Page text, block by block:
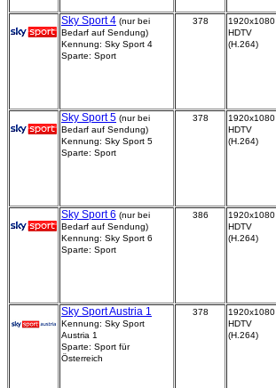
Sky Sport 4 (nur bei
Bedarf auf Sendung)
Kennung: Sky Sport 4
Sparte: Sport
378
1920x1080
HDTV
(H.264)
Sky Sport 5 (nur bei
Bedarf auf Sendung)
Kennung: Sky Sport 5
Sparte: Sport
378
1920x1080
HDTV
(H.264)
Sky Sport 6 (nur bei
Bedarf auf Sendung)
Kennung: Sky Sport 6
Sparte: Sport
386
1920x1080
HDTV
(H.264)
Sky Sport Austria 1
Kennung: Sky Sport
Austria 1
Sparte: Sport für
Österreich
378
1920x1080
HDTV
(H.264)